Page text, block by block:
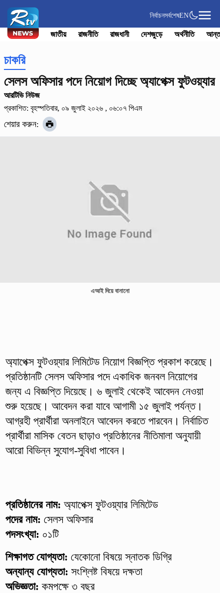
নির্বাচনসর্বশেষEN
জাতীয় রাজনীতি রাজধানী দেশজুড়ে অর্থনীতি
চাকরি
সেলস অফিসার পদে নিয়োগ দিচ্ছে অ্যাপেক্স ফুটওয়্যার
আরটিভি নিউজ
প্রকাশিত: বৃহস্পতিবার, ০৯ জুলাই ২০২৬ , ০৬:০৭ পিএম
শেয়ার করুন:
এআই দিয়ে বানানো
অ্যাপেক্স ফুটওয়্যার লিমিটেড নিয়োগ বিজ্ঞপ্তি প্রকাশ করেছে।
প্রতিষ্ঠানটি সেলস অফিসার পদে একাধিক জনবল নিয়োগের
জন্য এ বিজ্ঞপ্তি দিয়েছে। ৬ জুলাই থেকেই আবেদন নেওয়া
শুরু হয়েছে। আবেদন করা যাবে আগামী ১৫ জুলাই পর্যন্ত।
আগ্রহী প্রার্থীরা অনলাইনে আবেদন করতে পারবেন। নির্বাচিত
প্রার্থীরা মাসিক বেতন ছাড়াও প্রতিষ্ঠানের নীতিমালা অনুযায়ী
আরো বিভিন্ন সুযোগ-সুবিধা পাবেন।
প্রতিষ্ঠানের নাম: অ্যাপেক্স ফুটওয়্যার লিমিটেড
পদের নাম: সেলস অফিসার
পদসংখ্যা: ০১টি
শিক্ষাগত যোগ্যতা: যেকোনো বিষয়ে স্নাতক ডিগ্রি
অন্যান্য যোগ্যতা: সংশ্লিষ্ট বিষয়ে দক্ষতা
অভিজ্ঞতা: কমপক্ষে ৩ বছর